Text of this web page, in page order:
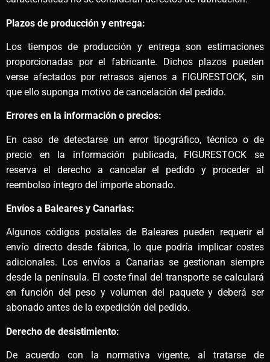
Plazos de producción y entrega:
Los tiempos de producción y entrega son estimaciones
proporcionadas por el fabricante. Dichos plazos pueden
verse afectados por retrasos ajenos a FIGURESTOCK, sin
que ello suponga motivo de cancelación del pedido.
Errores en la información o precios:
En caso de detectarse un error tipográfico, técnico o de
precio en la información publicada, FIGURESTOCK se
reserva el derecho a cancelar el pedido y proceder al
reembolso íntegro del importe abonado.
Envíos a Baleares y Canarias:
Algunos códigos postales de Baleares pueden requerir el
envío directo desde fábrica, lo que podría implicar costes
adicionales. Los envíos a Canarias se gestionan siempre
desde la península. El coste final del transporte se calculará
en función del peso y volumen del paquete y deberá ser
abonado antes de la expedición del pedido.
Derecho de desistimiento:
De acuerdo con la normativa vigente, al tratarse de